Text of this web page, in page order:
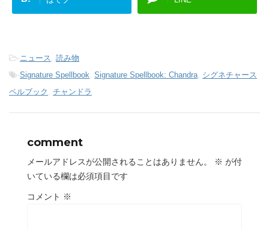
-ニュース, 読み物
-Signature Spellbook, Signature Spellbook: Chandra, シグネチャース
ペルブック , チャンドラ
comment
メールアドレスが公開されることはありません。 ※ が付
いている欄は必須項目です
コメント ※